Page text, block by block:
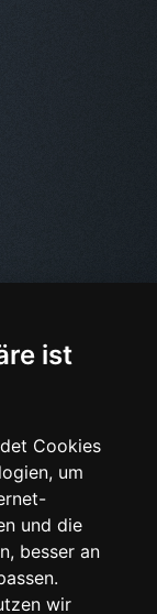
ist
Cookies
um
und die
besser an
wir